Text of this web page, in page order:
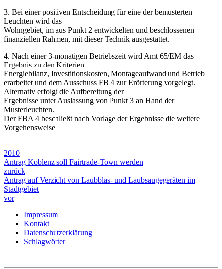
3. Bei einer positiven Entscheidung für eine der bemusterten
Leuchten wird das
Wohngebiet, im aus Punkt 2 entwickelten und beschlossenen
finanziellen Rahmen, mit dieser Technik ausgestattet.
4. Nach einer 3-monatigen Betriebszeit wird Amt 65/EM das
Ergebnis zu den Kriterien
Energiebilanz, Investitionskosten, Montageaufwand und Betrieb
erarbeitet und dem Ausschuss FB 4 zur Erörterung vorgelegt.
Alternativ erfolgt die Aufbereitung der
Ergebnisse unter Auslassung von Punkt 3 an Hand der
Musterleuchten.
Der FBA 4 beschließt nach Vorlage der Ergebnisse die weitere
Vorgehensweise.
2010
Antrag Koblenz soll Fairtrade-Town werden
zurück
Antrag auf Verzicht von Laubblas- und Laubsaugegeräten im
Stadtgebiet
vor
Impressum
Kontakt
Datenschutzerklärung
Schlagwörter